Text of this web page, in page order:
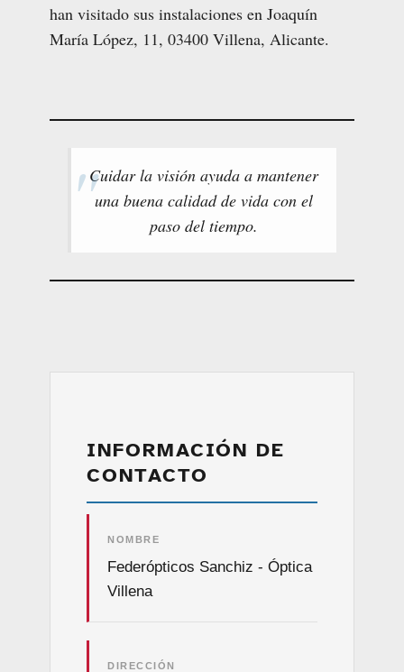
han visitado sus instalaciones en Joaquín
María López, 11, 03400 Villena, Alicante.
Cuidar la visión ayuda a mantener
una buena calidad de vida con el
paso del tiempo.
INFORMACIÓN DE
CONTACTO
NOMBRE
Federópticos Sanchiz - Óptica
Villena
DIRECCIÓN